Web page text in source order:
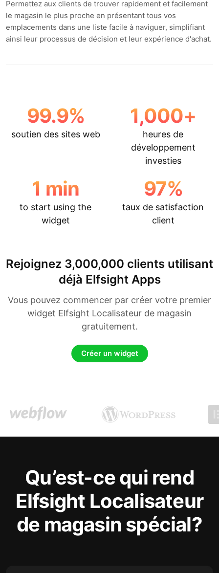
Permettez aux clients de trouver rapidement et facilement
le magasin le plus proche en présentant tous vos
emplacements dans une liste facile à naviguer, simplifiant
ainsi leur processus de décision et leur expérience d'achat.
99.9%
soutien des sites web
1,000+
heures de
développement
investies
1 min
to start using the
widget
97%
taux de satisfaction
client
Rejoignez 3,000,000 clients utilisant
déjà Elfsight Apps
Vous pouvez commencer par créer votre premier
widget Elfsight Localisateur de magasin
gratuitement.
Créer un widget
Qu’est-ce qui rend
Elfsight Localisateur
de magasin spécial?